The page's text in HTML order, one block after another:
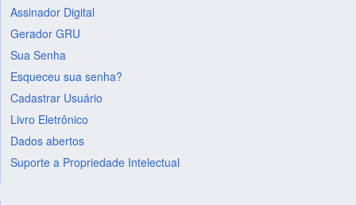
Assinador Digital
Gerador GRU
Sua Senha
Esqueceu sua senha?
Cadastrar Usuário
Livro Eletrônico
Dados abertos
Suporte a Propriedade Intelectual